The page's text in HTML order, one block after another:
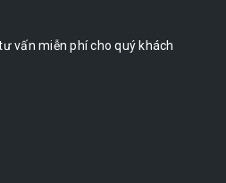
vấn miễn phí cho quý khách